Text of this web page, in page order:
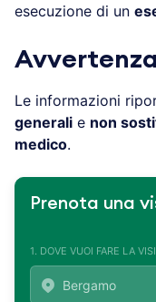
esecuzione di un
Avvertenza
Le informazioni
generali e non
medico.
Prenota una
1. DOVE VUOI FARE LA